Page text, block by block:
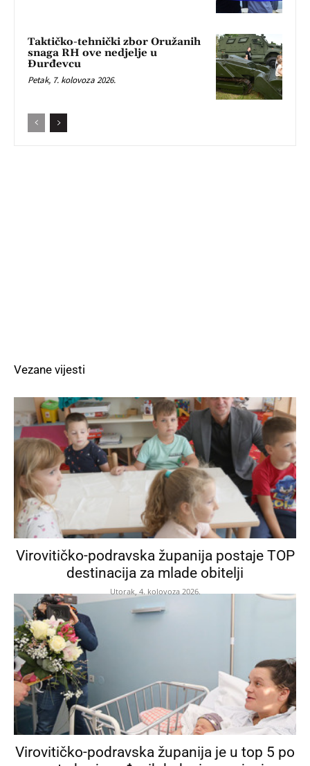
Taktičko-tehnički zbor Oružanih
snaga RH ove nedjelje u
Đurđevcu
Petak, 7. kolovoza 2026.
Vezane vijesti
Virovitičko-podravska županija postaje TOP
destinacija za mlade obitelji
Utorak, 4. kolovoza 2026.
Virovitičko-podravska županija je u top 5 po